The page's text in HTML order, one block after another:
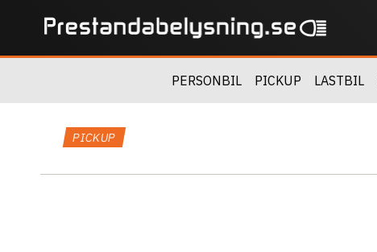
PERSONBIL PICKUP LASTBIL
PICKUP